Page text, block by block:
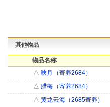
其他物品
物品名称
△ 映月（寄养2684）
△ 腊梅（寄养2684）
△ 黄龙云海（2685寄养）